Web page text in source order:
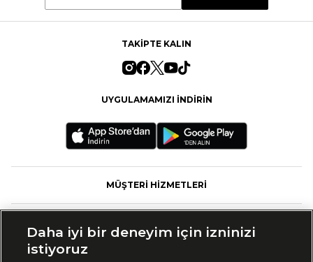
TAKİPTE KALIN
UYGULAMAMIZI İNDİRİN
MÜŞTERİ HİZMETLERİ
Daha iyi bir deneyim için izninizi
istiyoruz